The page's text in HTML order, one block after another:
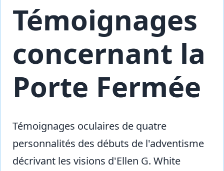
Témoignages
concernant la
Porte Fermée
Témoignages oculaires de quatre
personnalités des débuts de l'adventisme
décrivant les visions d'Ellen G. White